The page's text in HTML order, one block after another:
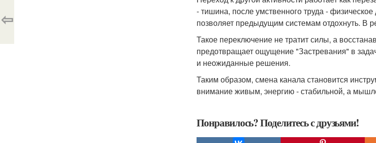
- тишина, после умственного труда -
позволяет предыдущим системам отдохнуть. В
Такое переключение не тратит силы, а
предотвращает ощущение "Застревания" в
и неожиданные решения.
Таким образом, смена канала становится
внимание живым, энергию - стабильной, а
Понравилось? Поделитесь с друзьями!
⇦